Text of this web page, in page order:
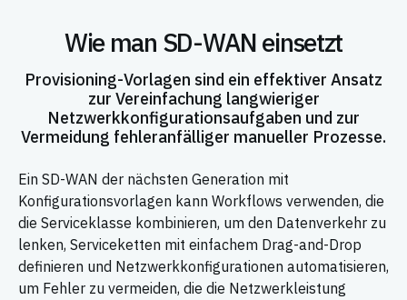
Wie man SD-WAN einsetzt
Provisioning-Vorlagen sind ein effektiver Ansatz
zur Vereinfachung langwieriger
Netzwerkkonfigurationsaufgaben und zur
Vermeidung fehleranfälliger manueller Prozesse.
Ein SD-WAN der nächsten Generation mit
Konfigurationsvorlagen kann Workflows verwenden, die
die Serviceklasse kombinieren, um den Datenverkehr zu
lenken, Serviceketten mit einfachem Drag-and-Drop
definieren und Netzwerkkonfigurationen automatisieren,
um Fehler zu vermeiden, die die Netzwerkleistung